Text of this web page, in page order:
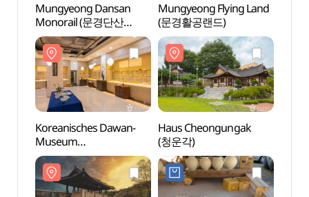
Mungyeong Dansan
Monorail (문경단산
모노레일)
Mungyeong Flying Land
(문경활공랜드)
Koreanisches Dawan-
Museum
(한국다완박물관)
Haus Cheongungak
(청운각)